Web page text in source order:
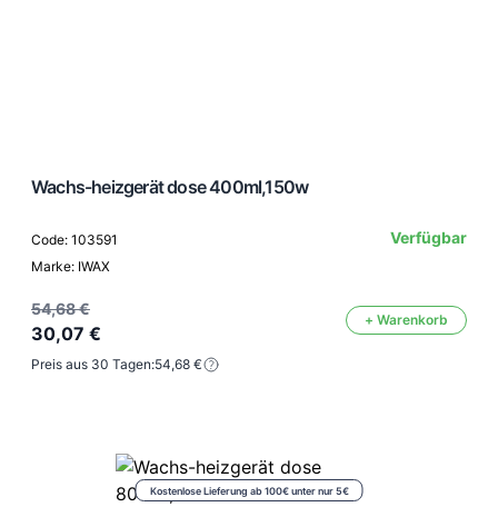
Wachs-heizgerät dose 400ml,150w
Code: 103591
Marke: IWAX
Verfügbar
54,68 €
30,07 €
+ Warenkorb
Preis aus 30 Tagen:54,68 €
Kostenlose Lieferung ab 100€ unter nur 5€